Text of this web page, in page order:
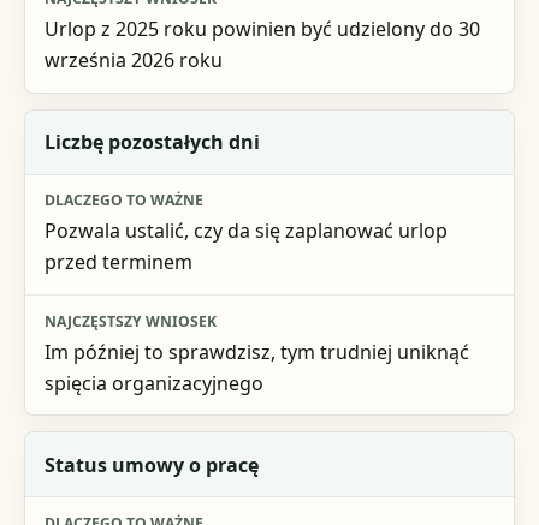
Urlop z 2025 roku powinien być udzielony do 30
września 2026 roku
Liczbę pozostałych dni
Pozwala ustalić, czy da się zaplanować urlop
przed terminem
Im później to sprawdzisz, tym trudniej uniknąć
spięcia organizacyjnego
Status umowy o pracę